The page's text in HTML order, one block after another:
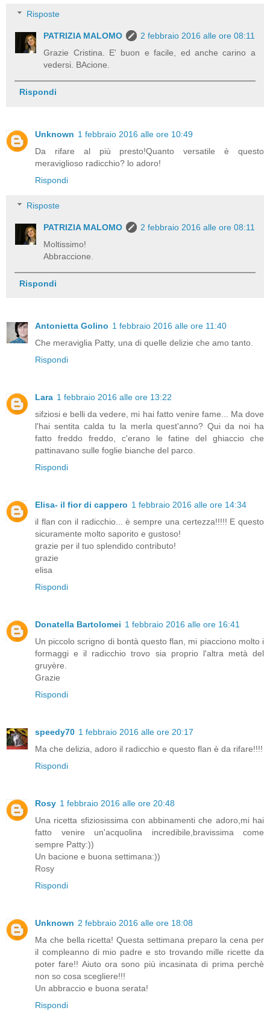
Risposte
PATRIZIA MALOMO
2 febbraio 2016 alle ore 08:11
Grazie Cristina. E' buon e facile, ed anche carino a
vedersi. BAcione.
Rispondi
Unknown 1 febbraio 2016 alle ore 10:49
Da rifare al più presto!Quanto versatile è questo
meraviglioso radicchio? lo adoro!
Rispondi
Risposte
PATRIZIA MALOMO
2 febbraio 2016 alle ore 08:11
Moltissimo!
Abbraccione.
Rispondi
Antonietta Golino 1 febbraio 2016 alle ore 11:40
Che meraviglia Patty, una di quelle delizie che amo tanto.
Rispondi
Lara 1 febbraio 2016 alle ore 13:22
sifziosi e belli da vedere, mi hai fatto venire fame... Ma dove
l'hai sentita calda tu la merla quest'anno? Qui da noi ha
fatto freddo freddo, c'erano le fatine del ghiaccio che
pattinavano sulle foglie bianche del parco.
Rispondi
Elisa- il fior di cappero 1 febbraio 2016 alle ore 14:34
il flan con il radicchio... è sempre una certezza!!!!! E questo
sicuramente molto saporito e gustoso!
grazie per il tuo splendido contributo!
grazie
elisa
Rispondi
Donatella Bartolomei 1 febbraio 2016 alle ore 16:41
Un piccolo scrigno di bontà questo flan, mi piacciono molto i
formaggi e il radicchio trovo sia proprio l'altra metà del
gruyère.
Grazie
Rispondi
speedy70 1 febbraio 2016 alle ore 20:17
Ma che delizia, adoro il radicchio e questo flan è da rifare!!!!
Rispondi
Rosy 1 febbraio 2016 alle ore 20:48
Una ricetta sfiziosissima con abbinamenti che adoro,mi hai
fatto venire un'acquolina incredibile,bravissima come
sempre Patty:))
Un bacione e buona settimana:))
Rosy
Rispondi
Unknown 2 febbraio 2016 alle ore 18:08
Ma che bella ricetta! Questa settimana preparo la cena per
il compleanno di mio padre e sto trovando mille ricette da
poter fare!! Aiuto ora sono più incasinata di prima perchè
non so cosa scegliere!!!
Un abbraccio e buona serata!
Rispondi